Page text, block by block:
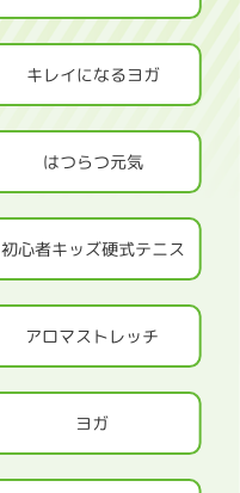
キレイになるヨガ
はつらつ元気
初心者キッズ硬式テニス
アロマストレッチ
ヨガ